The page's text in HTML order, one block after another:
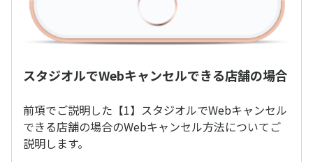
スタジオルでWebキャンセルできる店舗の場合
前項でご説明した【1】スタジオルでWebキャンセル
できる店舗の場合のWebキャンセル方法についてご
説明します。